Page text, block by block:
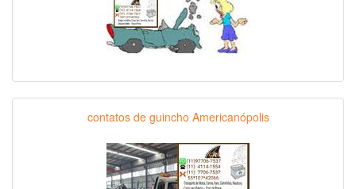
contatos de guincho Americanópolis